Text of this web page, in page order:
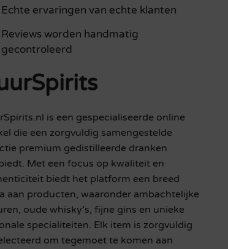
Echte ervaringen van echte klanten
Reviews worden handmatig
gecontroleerd
is een gespecialiseerde online
die een zorgvuldig samengestelde
premium gedistilleerde dranken
Met een focus op kwaliteit en
biedt het platform een breed
aan producten, waaronder ambachtelijke
oude whisky’s, fijne gins en unieke
specialiteiten. Elk item is zorgvuldig
om tegemoet te komen aan